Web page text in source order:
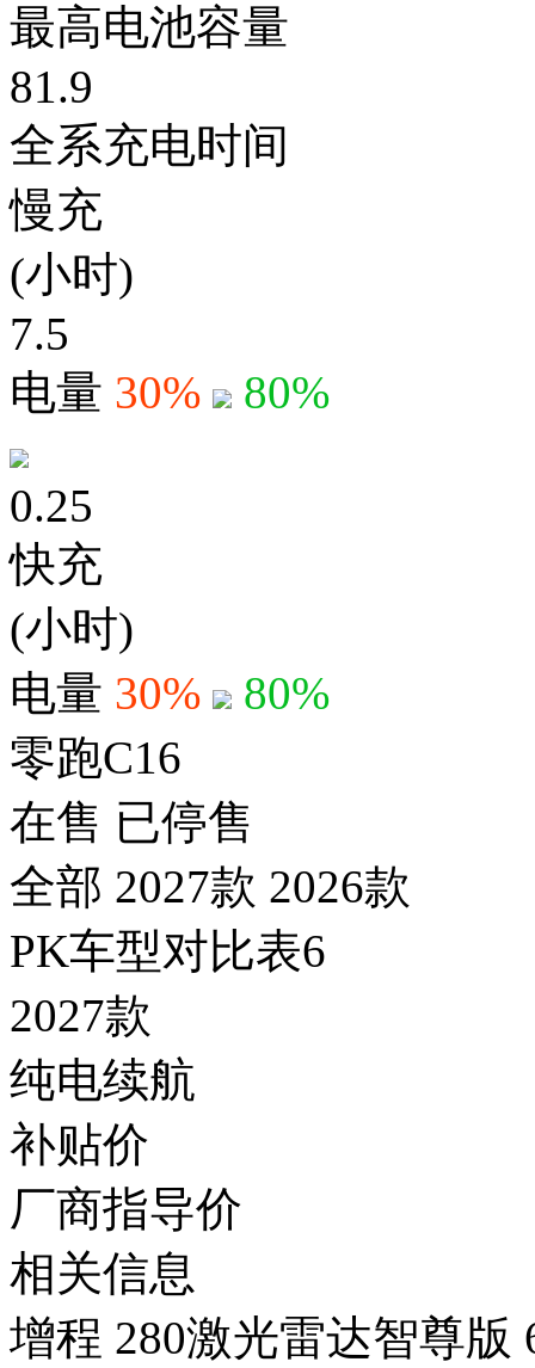
最高电池容量
81.9
全系充电时间
慢充
(小时)
7.5
电量 30% 80%
0.25
快充
(小时)
电量 30%
80%
零跑C16
在售 已停售
全部 2027款 2026款
PK车型对比表6
2027款
纯电续航
补贴价
厂商指导价
相关信息
增程 280激光雷达智尊版